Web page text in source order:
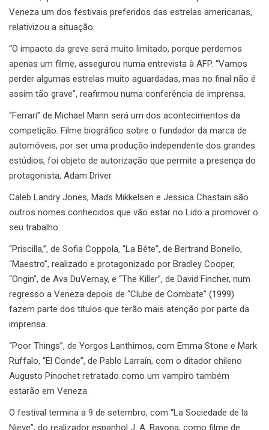
Veneza um dos festivais preferidos das estrelas americanas,
relativizou a situação.
“O impacto da greve será muito limitado, porque perdemos
apenas um filme, assegurou numa entrevista à AFP. “Vamos
perder algumas estrelas muito aguardadas, mas no final não é
assim tão grave”, reafirmou numa conferência de imprensa.
“Ferrari” de Michael Mann será um dos acontecimentos da
competição. Filme biográfico sobre o fundador da marca de
automóveis, por ser uma produção independente dos grandes
estúdios, foi objeto de autorização que permite a presença do
protagonista, Adam Driver.
Caleb Landry Jones, Mads Mikkelsen e Jessica Chastain são
outros nomes conhecidos que vão estar no Lido a promover o
seu trabalho.
“Priscilla,”, de Sofia Coppola, “La Bête”, de Bertrand Bonello,
“Maestro”, realizado e protagonizado por Bradley Cooper,
“Origin”, de Ava DuVernay, e “The Killer”, de David Fincher, num
regresso a Veneza depois de “Clube de Combate” (1999)
fazem parte dos títulos que terão mais atenção por parte da
imprensa.
“Poor Things”, de Yorgos Lanthimos, com Emma Stone e Mark
Ruffalo, “El Conde”, de Pablo Larraín, com o ditador chileno
Augusto Pinochet retratado como um vampiro também
estarão em Veneza.
O festival termina a 9 de setembro, com “La Sociedade de la
Nieve”, do realizador espanhol J. A. Bayona, como filme de